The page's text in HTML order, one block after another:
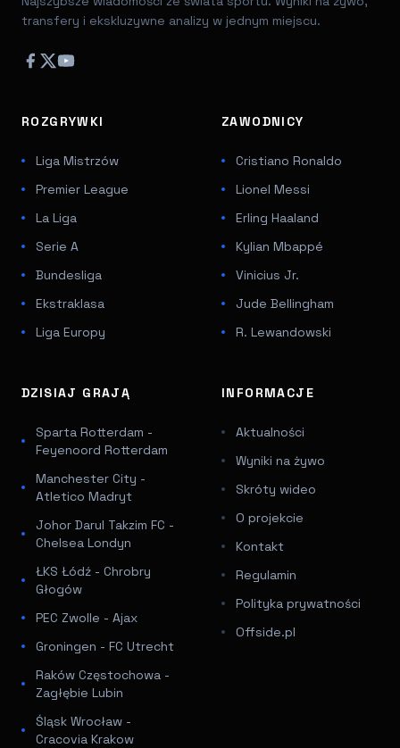
transfery i ekskluzywne analizy w jednym miejscu.
ROZGRYWKI
Liga Mistrzów
Premier League
La Liga
Serie A
Bundesliga
Ekstraklasa
Liga Europy
ZAWODNICY
Cristiano Ronaldo
Lionel Messi
Erling Haaland
Kylian Mbappé
Vinicius Jr.
Jude Bellingham
R. Lewandowski
DZISIAJ GRAJĄ
Sparta Rotterdam -
Feyenoord Rotterdam
Manchester City -
Atletico Madryt
Johor Darul Takzim FC -
Chelsea Londyn
ŁKS Łódź - Chrobry
Głogów
PEC Zwolle - Ajax
Groningen - FC Utrecht
Raków Częstochowa -
Zagłębie Lubin
Śląsk Wrocław -
Cracovia Krakow
INFORMACJE
Aktualności
Wyniki na żywo
Skróty wideo
O projekcie
Kontakt
Regulamin
Polityka prywatności
Offside.pl